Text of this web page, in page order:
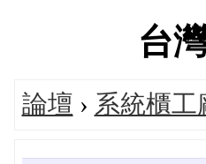
台
論壇 › 系統櫃工